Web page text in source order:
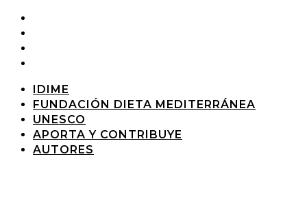
IDIME
FUNDACIÓN DIETA MEDITERRÁNEA
UNESCO
APORTA Y CONTRIBUYE
AUTORES